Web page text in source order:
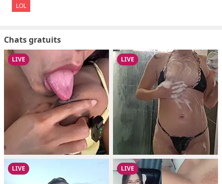
LOL
Chats gratuits